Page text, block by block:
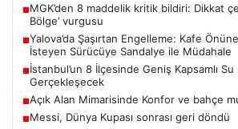
■MGK’den 8 maddelik kritik bildiri: Dikkat
Bölge’ vurgusu
■Yalova’da Şaşırtan Engelleme: Kafe
İsteyen Sürücüye Sandalye ile Müdahale
■İstanbul’un 8 İlçesinde Geniş Kapsamlı
Gerçekleşecek
■Açık Alan Mimarisinde Konfor ve bahçe
■Messi, Dünya Kupası sonrası geri döndü